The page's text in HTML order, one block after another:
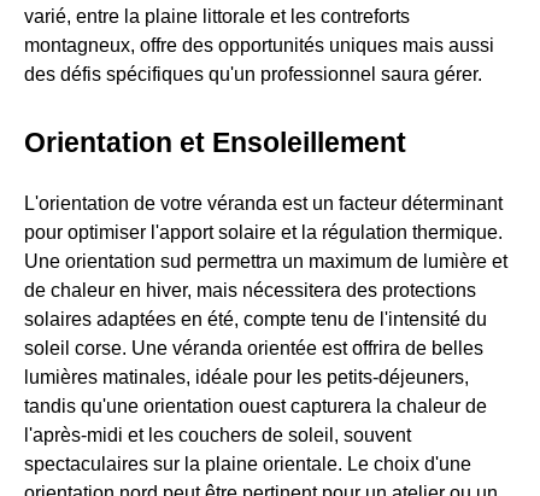
varié, entre la plaine littorale et les contreforts
montagneux, offre des opportunités uniques mais aussi
des défis spécifiques qu'un professionnel saura gérer.
Orientation et Ensoleillement
L'orientation de votre véranda est un facteur déterminant
pour optimiser l'apport solaire et la régulation thermique.
Une orientation sud permettra un maximum de lumière et
de chaleur en hiver, mais nécessitera des protections
solaires adaptées en été, compte tenu de l'intensité du
soleil corse. Une véranda orientée est offrira de belles
lumières matinales, idéale pour les petits-déjeuners,
tandis qu'une orientation ouest capturera la chaleur de
l'après-midi et les couchers de soleil, souvent
spectaculaires sur la plaine orientale. Le choix d'une